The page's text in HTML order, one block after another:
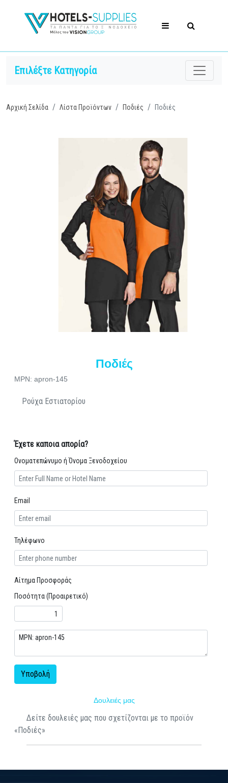
Επιλέξτε Κατηγορία
Αρχική Σελίδα Λίστα Προϊόντων Ποδιές Ποδιές
Ποδιές
MPN: apron-145
Ρούχα Εστιατορίου
Έχετε καποια απορία?
Ονοματεπώνυμο ή Όνομα Ξενοδοχείου
Email
Τηλέφωνο
Αίτημα Προσφοράς
Ποσότητα (Προαιρετικό)
Υποβολή
Δουλειές μας
Δείτε δουλειές μας που σχετίζονται με το προϊόν
«Ποδιές»